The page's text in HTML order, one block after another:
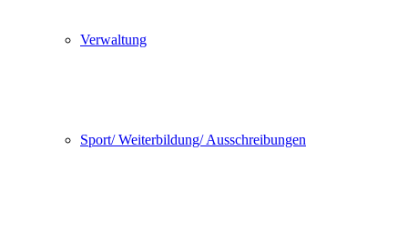
Verwaltung
Sport/ Weiterbildung/ Ausschreibungen